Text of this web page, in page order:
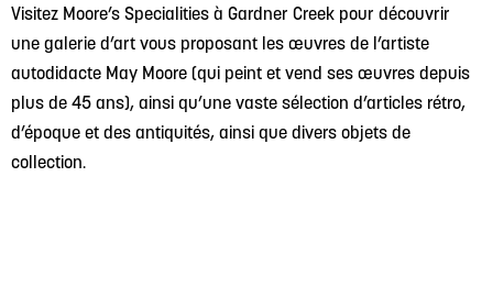
Visitez Moore’s Specialities à Gardner Creek pour découvrir
une galerie d’art vous proposant les œuvres de l’artiste
autodidacte May Moore (qui peint et vend ses œuvres depuis
plus de 45 ans), ainsi qu’une vaste sélection d’articles rétro,
d’époque et des antiquités, ainsi que divers objets de
collection.